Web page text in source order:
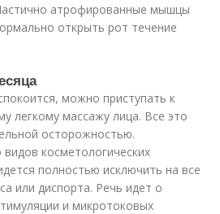
атрофированные мышцы
открыть рот течение
можно приступать к
легкому массажу лица. Все это
осторожностью.
косметологических
полностью исключить на все
или диспорта. Речь идет о
и микротоковых